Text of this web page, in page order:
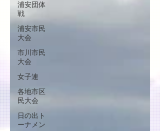
浦安団体
戦
浦安市民
大会
市川市民
大会
女子連
各地市区
民大会
日の出ト
ーナメン